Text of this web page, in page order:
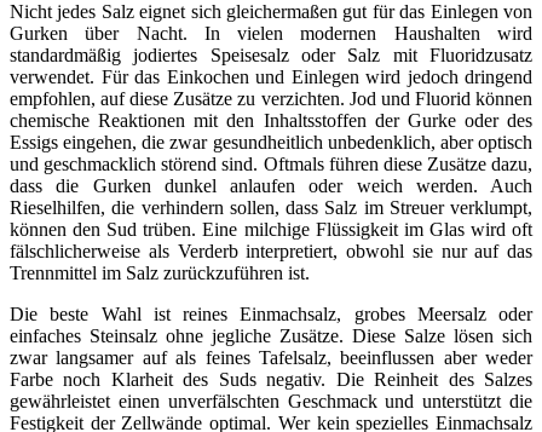
Nicht jedes Salz eignet sich gleichermaßen gut für das Einlegen von
Gurken über Nacht. In vielen modernen Haushalten wird
standardmäßig jodiertes Speisesalz oder Salz mit Fluoridzusatz
verwendet. Für das Einkochen und Einlegen wird jedoch dringend
empfohlen, auf diese Zusätze zu verzichten. Jod und Fluorid können
chemische Reaktionen mit den Inhaltsstoffen der Gurke oder des
Essigs eingehen, die zwar gesundheitlich unbedenklich, aber optisch
und geschmacklich störend sind. Oftmals führen diese Zusätze dazu,
dass die Gurken dunkel anlaufen oder weich werden. Auch
Rieselhilfen, die verhindern sollen, dass Salz im Streuer verklumpt,
können den Sud trüben. Eine milchige Flüssigkeit im Glas wird oft
fälschlicherweise als Verderb interpretiert, obwohl sie nur auf das
Trennmittel im Salz zurückzuführen ist.
Die beste Wahl ist reines Einmachsalz, grobes Meersalz oder
einfaches Steinsalz ohne jegliche Zusätze. Diese Salze lösen sich
zwar langsamer auf als feines Tafelsalz, beeinflussen aber weder
Farbe noch Klarheit des Suds negativ. Die Reinheit des Salzes
gewährleistet einen unverfälschten Geschmack und unterstützt die
Festigkeit der Zellwände optimal. Wer kein spezielles Einmachsalz